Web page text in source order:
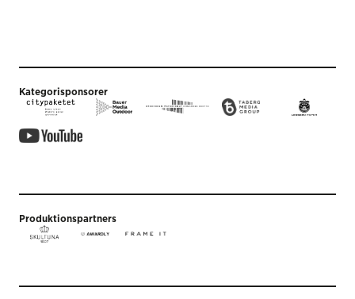
Kategorisponsorer
Produktionspartners